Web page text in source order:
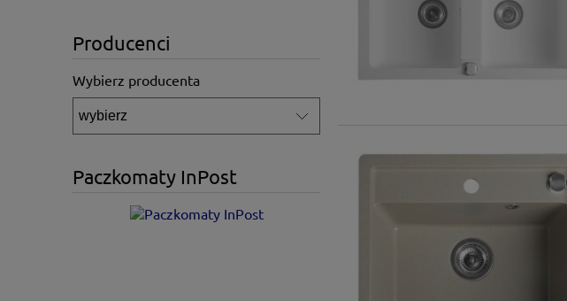
Producenci
Wybierz producenta
Paczkomaty InPost